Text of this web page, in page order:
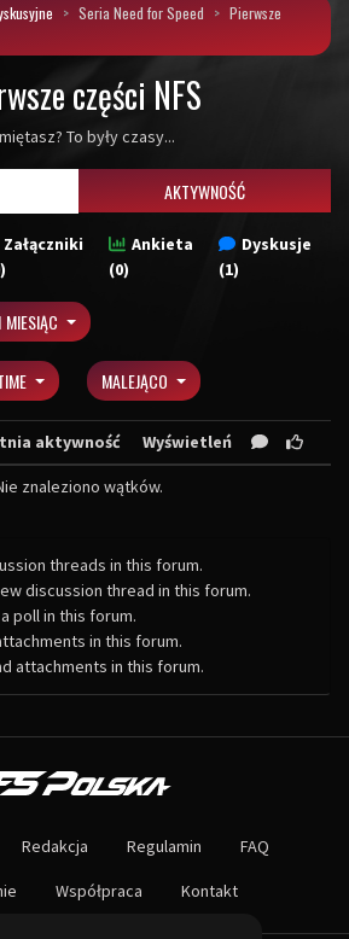
Seria Need for Speed
Pierwsze
części NFS
To były czasy...
AKTYWNOŚĆ
Załączniki
Ankieta
(0)
Dyskusje
(1)
MIESIĄC
MALEJĄCO
aktywność Wyświetleń
znaleziono wątków.
threads in this forum.
discussion thread in this forum.
poll in this forum.
in this forum.
attachments in this forum.
Need for Speed w Polsce! Znajdziesz u nas
do naszej społeczności! Czekamy na ciebie!
Redakcja Regulamin FAQ
Współpraca Kontakt